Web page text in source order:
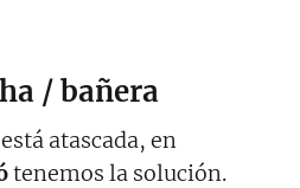
/ bañera
atascada, en
tenemos la solución.